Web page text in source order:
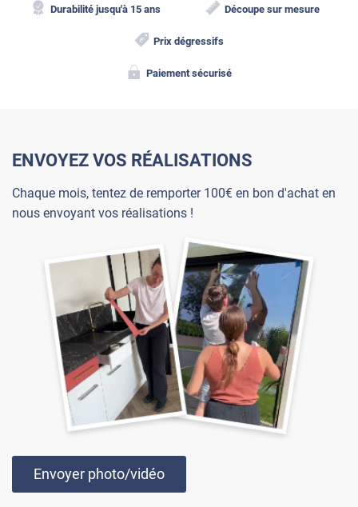
Durabilité jusqu'à 15 ans Découpe sur mesure
Prix dégressifs
Paiement sécurisé
ENVOYEZ VOS RÉALISATIONS
Chaque mois, tentez de remporter 100€ en bon d'achat en
nous envoyant vos réalisations !
Envoyer photo/vidéo